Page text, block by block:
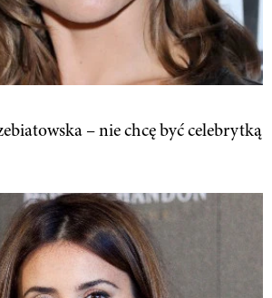
– nie chcę być celebrytką